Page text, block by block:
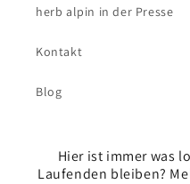
herb alpin in der Presse
Kontakt
Blog
Hier ist immer was
Laufenden bleiben?